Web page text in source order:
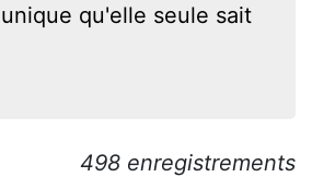
qu'elle seule sait
498 enregistrements